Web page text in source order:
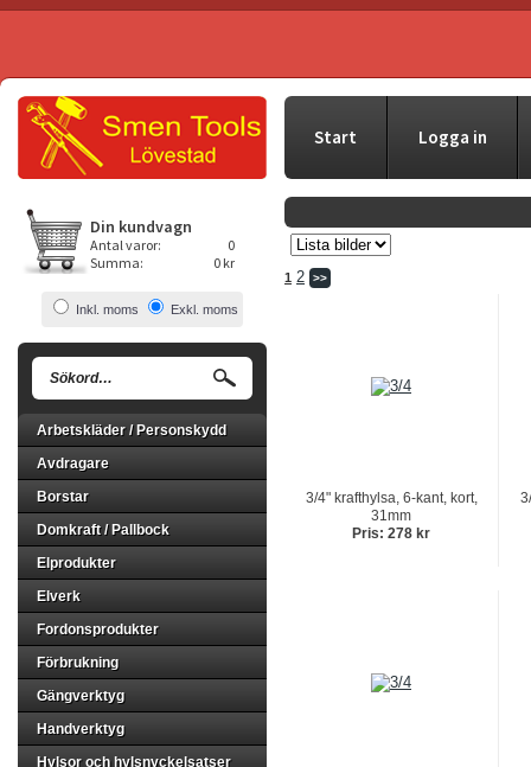
Start Logga in
Din kundvagn
Antal varor:
0
Summa:
0 kr
Inkl. moms Exkl. moms
Arbetskläder / Personskydd
Avdragare
Borstar
Domkraft / Pallbock
Elprodukter
Elverk
Fordonsprodukter
Förbrukning
Gängverktyg
Handverktyg
Hylsor och hylsnyckelsatser
1 2 >>
3/4" krafthylsa, 6-kant, kort,
31mm
Pris: 278 kr